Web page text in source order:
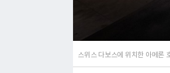
스위스 다보스에 위치한 아메론